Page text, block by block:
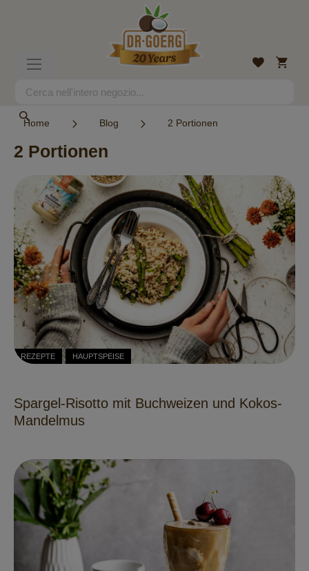
Search
Lista
Home Blog 2 Portionen
2 Portionen
REZEPTE HAUPTSPEISE
Spargel-Risotto mit Buchweizen und Kokos-
Mandelmus